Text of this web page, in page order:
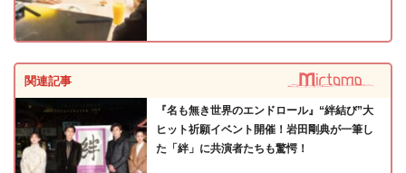
関連記事
『名も無き世界のエンドロール』“絆結び”大
ヒット祈願イベント開催！岩田剛典が一筆し
た「絆」に共演者たちも驚愕！